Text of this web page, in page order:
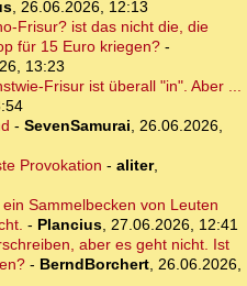
, 26.06.2026, 12:13
Frisur? ist das nicht die, die
für 15 Euro kriegen? -
13:23
Frisur ist überall "in". Aber ...
- SevenSamurai, 26.06.2026,
Provokation - aliter,
Sammelbecken von Leuten
- Plancius, 27.06.2026, 12:41
aber es geht nicht. Ist
- BerndBorchert, 26.06.2026,